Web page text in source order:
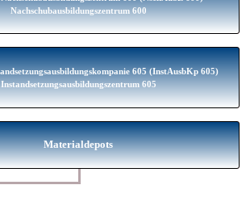
Nachschubausbildungszentrum 600
Instandsetzungsausbildungszentrum 605
Materialdepots